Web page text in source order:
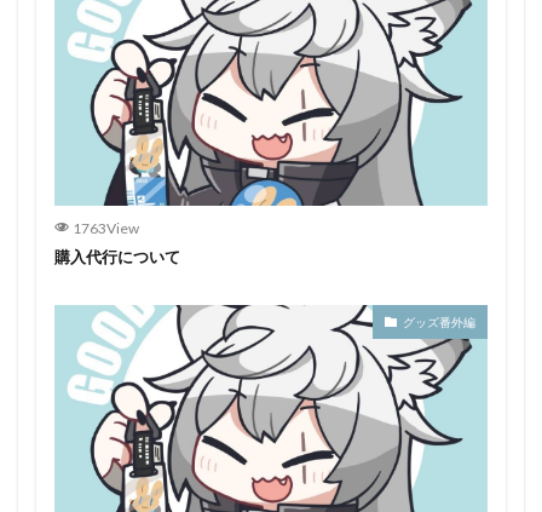
1763View
購入代行について
グッズ番外編